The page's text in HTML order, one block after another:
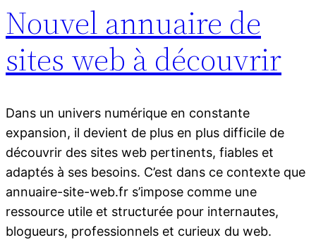
Nouvel annuaire de
sites web à découvrir
Dans un univers numérique en constante
expansion, il devient de plus en plus difficile de
découvrir des sites web pertinents, fiables et
adaptés à ses besoins. C’est dans ce contexte que
annuaire-site-web.fr s’impose comme une
ressource utile et structurée pour internautes,
blogueurs, professionnels et curieux du web.